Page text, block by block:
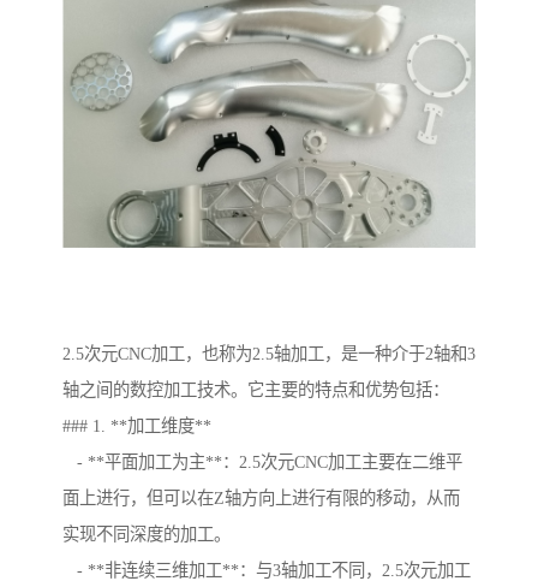
2.5次元CNC加工，也称为2.5轴加工，是一种介于2轴和3
轴之间的数控加工技术。它主要的特点和优势包括：
### 1. **加工维度**
- **平面加工为主**：2.5次元CNC加工主要在二维平
面上进行，但可以在Z轴方向上进行有限的移动，从而
实现不同深度的加工。
- **非连续三维加工**：与3轴加工不同，2.5次元加工